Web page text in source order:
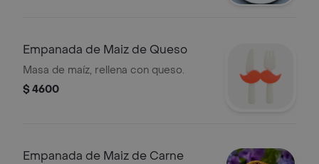
Empanada de Maiz de Queso
Masa de maíz, rellena con queso.
$ 4600
Empanada de Maiz de Carne